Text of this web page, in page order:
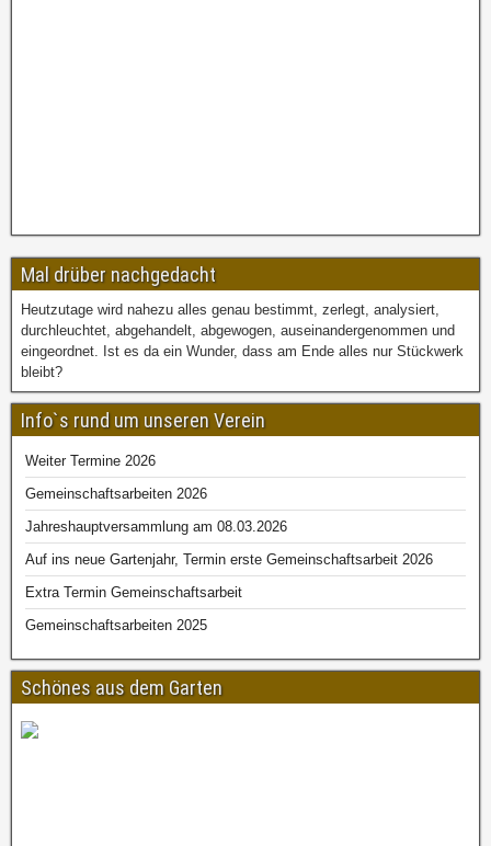
Mal drüber nachgedacht
Heutzutage wird nahezu alles genau bestimmt, zerlegt, analysiert,
durchleuchtet, abgehandelt, abgewogen, auseinandergenommen und
eingeordnet. Ist es da ein Wunder, dass am Ende alles nur Stückwerk
bleibt?
Info`s rund um unseren Verein
Weiter Termine 2026
Gemeinschaftsarbeiten 2026
Jahreshauptversammlung am 08.03.2026
Auf ins neue Gartenjahr, Termin erste Gemeinschaftsarbeit 2026
Extra Termin Gemeinschaftsarbeit
Gemeinschaftsarbeiten 2025
Schönes aus dem Garten